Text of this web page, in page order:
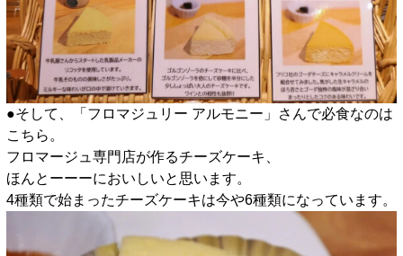
●そして、「フロマジュリー アルモニー」さんで必食なのは
こちら。
フロマージュ専門店が作るチーズケーキ、
ほんとーーーにおいしいと思います。
4種類で始まったチーズケーキは今や6種類になっています。